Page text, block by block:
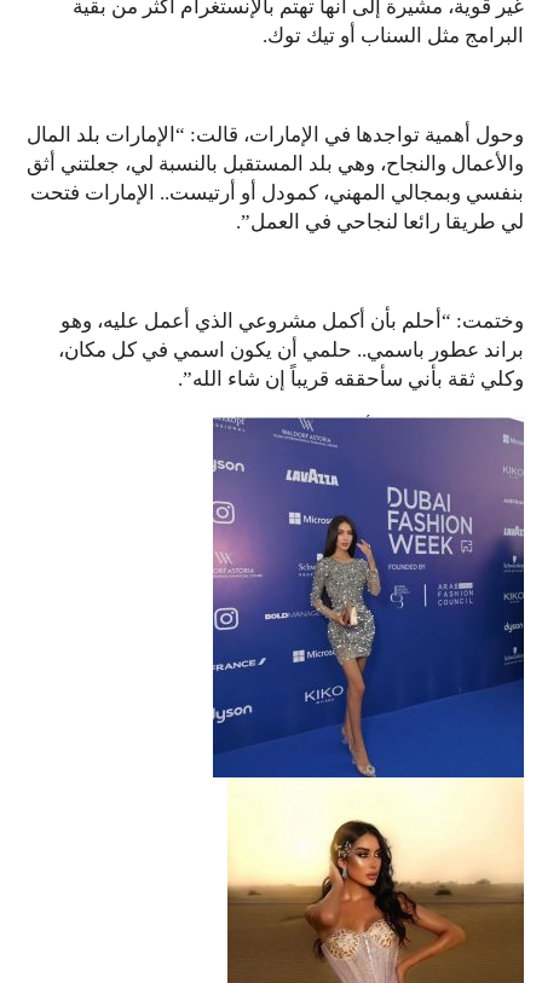
غير قوية، مشيرة إلى أنها تهتم بالإنستغرام أكثر من بقية
البرامج مثل السناب أو تيك توك.
وحول أهمية تواجدها في الإمارات، قالت: “الإمارات بلد المال
والأعمال والنجاح، وهي بلد المستقبل بالنسبة لي، جعلتني أثق
بنفسي وبمجالي المهني، كمودل أو أرتيست.. الإمارات فتحت
لي طريقا رائعا لنجاحي في العمل”.
وختمت: “أحلم بأن أكمل مشروعي الذي أعمل عليه، وهو
براند عطور باسمي.. حلمي أن يكون اسمي في كل مكان،
وكلي ثقة بأني سأحققه قريباً إن شاء الله”.